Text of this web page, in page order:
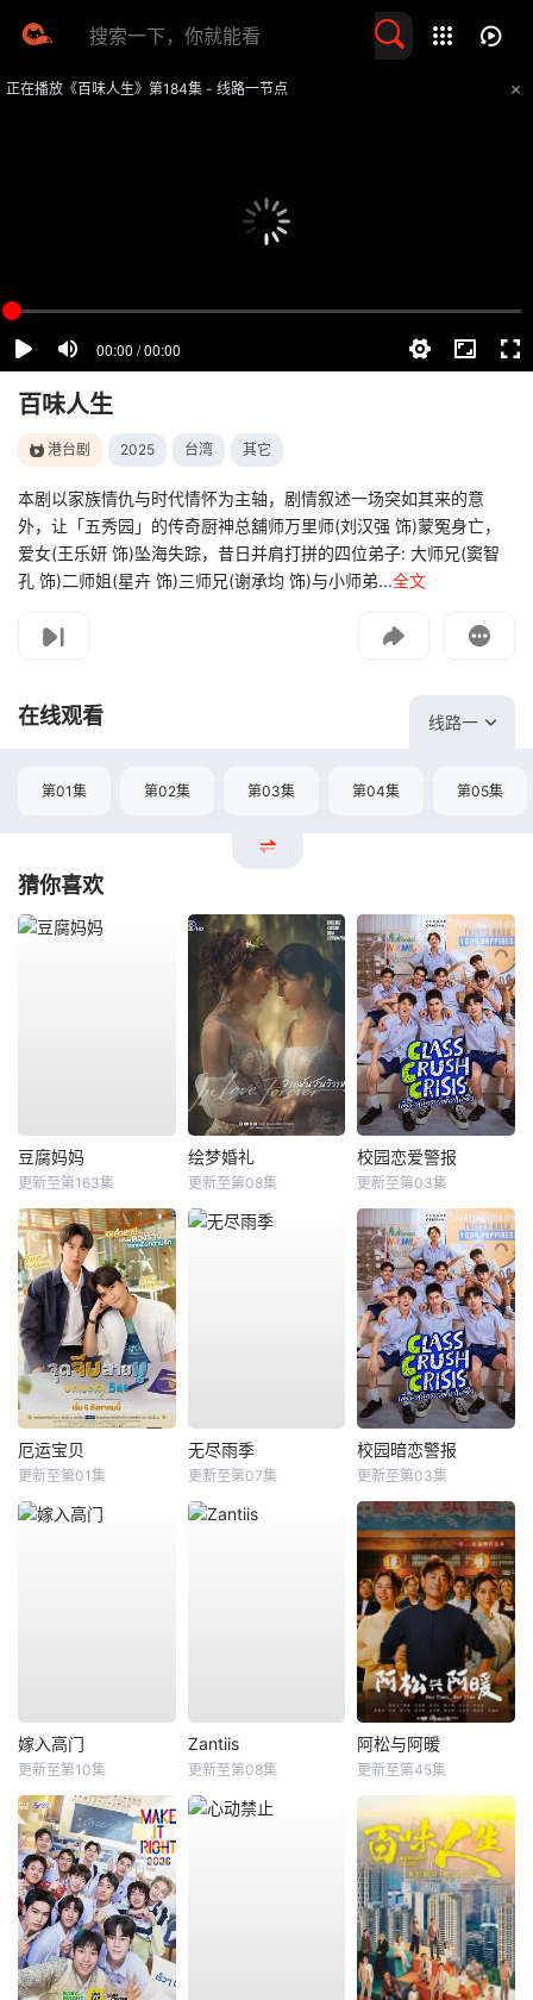
正在播放《百味人生》第184集 - 线路一节点
百味人生
港台剧 2025 台湾 其它
本剧以家族情仇与时代情怀为主轴，剧情叙述一场突如其来的意
外，让「五秀园」的传奇厨神总舖师万里师(刘汉强 饰)蒙冤身亡，
爱女(王乐妍 饰)坠海失踪，昔日并肩打拼的四位弟子: 大师兄(窦智
孔 饰)二师姐(星卉 饰)三师兄(谢承均 饰)与小师弟...全文
如遇无法播放请提交给我们
在线观看 线路一
第01集 第02集 第03集 第04集 第05集
猜你喜欢
豆腐妈妈
更新至第163集
绘梦婚礼
更新至第08集
校园恋爱警报
更新至第03集
厄运宝贝
更新至第01集
无尽雨季
更新至第07集
校园暗恋警报
更新至第03集
嫁入高门
更新至第10集
Zantiis
更新至第08集
阿松与阿暖
更新至第45集